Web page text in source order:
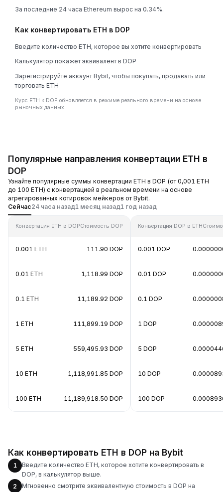
За последние 24 часа Ethereum вырос на 0.34%.
Как конвертировать ETH в DOP
Введите количество ETH, которое вы хотите конвертировать
Калькулятор покажет эквивалент в DOP
Зарегистрируйте аккаунт Bybit, чтобы покупать, продавать или
торговать ETH
Курс ETH к DOP обновляется в режиме реального времени на основе
рыночных данных.
Популярные направления конвертации ETH в
DOP
Узнайте популярные суммы конвертации ETH в DOP (от 0,001 ETH
до 100 ETH) с конвертацией в реальном времени на основе
агрегированных котировок мейкеров от Bybit.
Сейчас24 часа назад1 месяц назад1 год назад
Конвертация ETH в DOPСтоимость DOP
0.001 ETH 111.90 DOP
0.01 ETH 1,118.99 DOP
0.1 ETH 11,189.92 DOP
1 ETH 111,899.19 DOP
5 ETH 559,495.93 DOP
10 ETH 1,118,991.85 DOP
100 ETH 11,189,918.50 DOP
Конвертация DOP в ETH
0.001 DOP
0.01 DOP
0.1 DOP
1 DOP
5 DOP
10 DOP
100 DOP
Как конвертировать ETH в DOP на Bybit
1
Введите количество ETH, которое хотите конвертировать в
DOP, в калькулятор выше.
2
Мгновенно смотрите эквивалентную стоимость в DOP на